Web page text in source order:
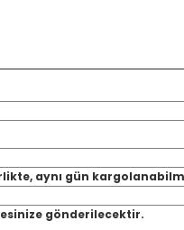
aynı gün
gönderilecektir.